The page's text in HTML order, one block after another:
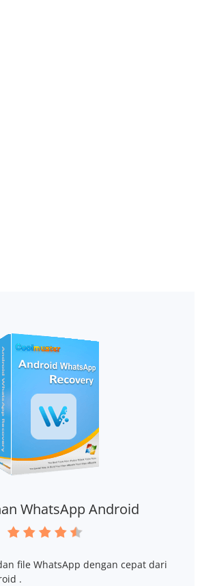
WhatsApp Android
file WhatsApp dengan cepat dari
.